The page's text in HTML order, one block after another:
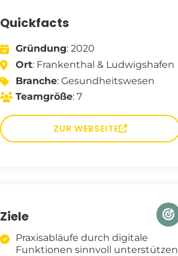
Quickfacts
Gründung: 2020
Ort: Frankenthal & Ludwigshafen
Branche: Gesundheitswesen
Teamgröße: 7
ZUR WEBSEITE
Ziele
Praxisabläufe durch digitale
Funktionen sinnvoll unterstützen